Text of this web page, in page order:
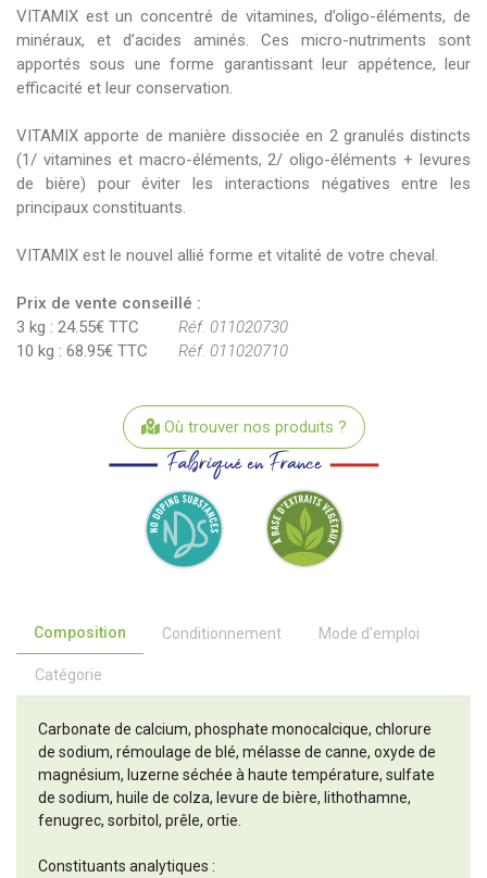
VITAMIX est un concentré de vitamines, d’oligo-éléments, de
minéraux, et d’acides aminés. Ces micro-nutriments sont
apportés sous une forme garantissant leur appétence, leur
efficacité et leur conservation.
VITAMIX apporte de manière dissociée en 2 granulés distincts
(1/ vitamines et macro-éléments, 2/ oligo-éléments + levures
de bière) pour éviter les interactions négatives entre les
principaux constituants.
VITAMIX est le nouvel allié forme et vitalité de votre cheval.
Prix de vente conseillé :
3 kg : 24.55€ TTC Réf. 011020730
10 kg : 68.95€ TTC Réf. 011020710
Où trouver nos produits ?
Composition Conditionnement Mode d'emploi
Catégorie
Carbonate de calcium, phosphate monocalcique, chlorure
de sodium, rémoulage de blé, mélasse de canne, oxyde de
magnésium, luzerne séchée à haute température, sulfate
de sodium, huile de colza, levure de bière, lithothamne,
fenugrec, sorbitol, prêle, ortie.
Constituants analytiques :